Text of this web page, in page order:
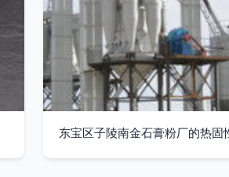
东宝区子陵南金石膏粉厂的热固